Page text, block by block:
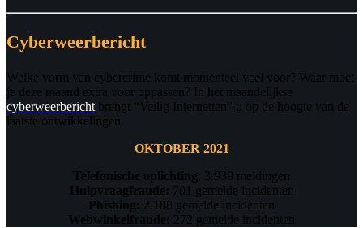
Cyberweerbericht
Welke vorm van cybercrime komt momenteel veel voor? Waar moet
je deze maand extra voor oppassen? In het maandelijkse
cyberweerbericht brengt “Veilig Internetten” u op de hoogte van de
laatste ontwikkelingen.
OKTOBER 2021
Telefonische oplichting: 3.939 meldingen
Hulpvraagfraude: 701 gemelde incidenten
Phishing: 2.188 gemelde incidenten
Webwinkelfraude: 272 gemelde incidenten